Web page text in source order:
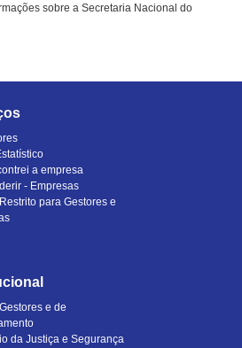
sobre a Secretaria Nacional do
a empresa
- Empresas
para Gestores e
e de
da Justiça e Segurança